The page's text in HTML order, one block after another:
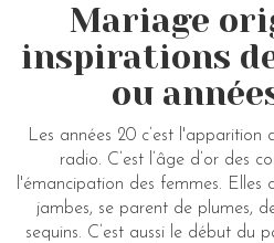
Mariage
inspirations
ou
Les années 20 c’est l'apparition
radio. C’est l’âge d’or des
l'émancipation des femmes. Elles
jambes, se parent de plumes,
sequins. C’est aussi le début du